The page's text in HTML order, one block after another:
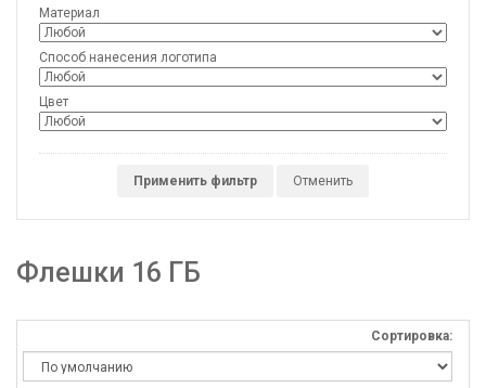
Материал
Способ нанесения логотипа
Цвет
Применить фильтр Отменить
Флешки 16 ГБ
Сортировка: